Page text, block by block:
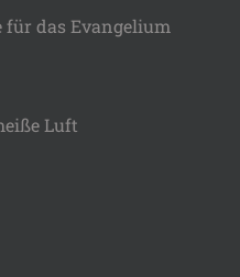
für das Evangelium
Luft